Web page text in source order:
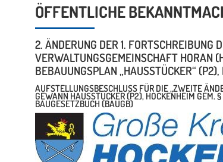
Service
Willkommen in Hockenheim
ÖFFENTLICHE
2. ÄNDERUNG DER 1. FORTSCHREIBUNG
VERWALTUNGSGEMEINSCHAFT HORAN
BAUUNGSPLAN „HAUSSTÜCKER“ (P2),
AUFSTELLUNGSBESCHLUSS FÜR DIE „ZWEITE
GEWANN HAUSSTÜCKER (P2), HOCKENHEIM GEM.
BAUGESETZBUCH (BAUGB)